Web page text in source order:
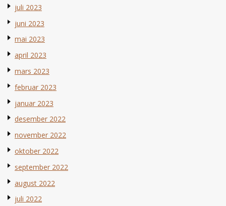
juli 2023
juni 2023
mai 2023
april 2023
mars 2023
februar 2023
januar 2023
desember 2022
november 2022
oktober 2022
september 2022
august 2022
juli 2022